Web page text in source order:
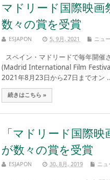
マドリード国際映画
数々の賞を受賞
ESJAPON 5, 9月, 2021 ニュ
スペイン・マドリードで毎年開催
(Madrid International Film
2021年8月23日から27日までオン
続きはこちら »
「マドリード国際
が数々の賞を受賞
ESJAPON 30, 8月, 2019 ニュ